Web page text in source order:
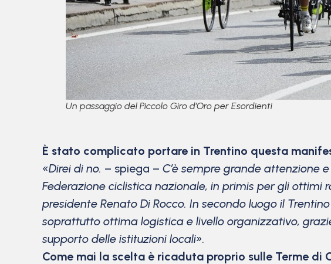
Un passaggio del Piccolo Giro d’Oro per Esordienti
È stato complicato portare in Trentino questa
«Direi di no. – spiega – C’è sempre grande attenzione
Federazione ciclistica nazionale, in primis per gli
presidente Renato Di Rocco. In secondo luogo il
soprattutto ottima logistica e livello organizzativo,
supporto delle istituzioni locali».
Come mai la scelta è ricaduta proprio sulle Terme di